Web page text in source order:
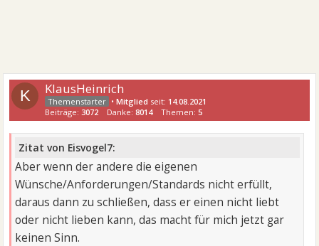
K KlausHeinrich
•Mitglied seit: 14.08.2021
Beiträge:3072 Danke:8014 Themen:5
Zitat von Eisvogel7:
Aber wenn der andere die eigenen
Wünsche/Anforderungen/Standards nicht erfüllt,
daraus dann zu schließen, dass er einen nicht liebt
oder nicht lieben kann, das macht für mich jetzt gar
keinen Sinn.